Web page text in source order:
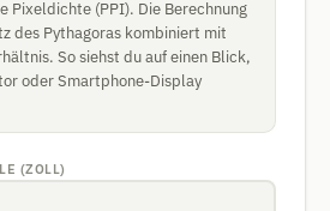
Pixeldichte (PPI). Die Berechnung
des Pythagoras kombiniert mit
So siehst du auf einen Blick,
oder Smartphone-Display
(ZOLL)